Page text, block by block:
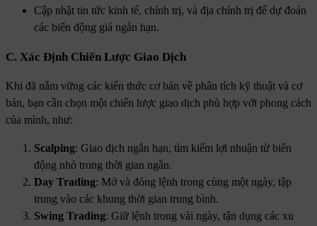
Cập nhật tin tức kinh tế, chính trị, và địa chính trị để dự đoán
các biến động giá ngắn hạn.
C. Xác Định Chiến Lược Giao Dịch
Khi đã nắm vững các kiến thức cơ bản về phân tích kỹ thuật và cơ
bản, bạn cần chọn một chiến lược giao dịch phù hợp với phong cách
của mình, như:
Scalping: Giao dịch ngắn hạn, tìm kiếm lợi nhuận từ biến
động nhỏ trong thời gian ngắn.
Day Trading: Mở và đóng lệnh trong cùng một ngày, tập
trung vào các khung thời gian trung bình.
Swing Trading: Giữ lệnh trong vài ngày, tận dụng các xu